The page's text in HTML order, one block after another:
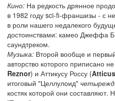
Кино: На редкость дрянное
в 1982 году sci-fi-франшизы - с
в роли нашего недалекого
достоинствами: камео Джеффа
саундтреком.
Музыка: Второй вообще и
авторство которого приписано
Reznor) и Аттикусу Россу (
итоговый "Целлулоид"
костяк которой они составляют.